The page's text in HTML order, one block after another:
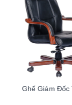
Ghế Giám Đốc